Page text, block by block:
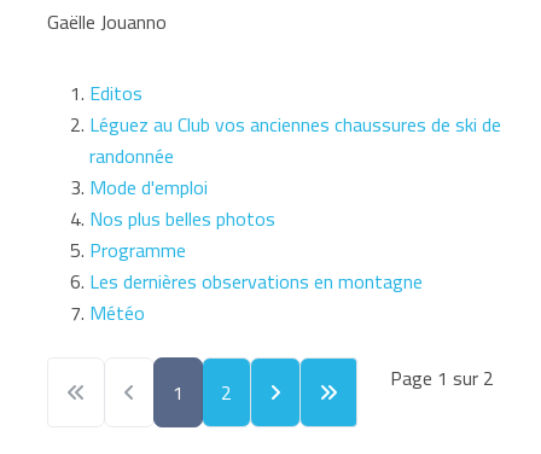
Gaëlle Jouanno
Editos
Léguez au Club vos anciennes chaussures de ski de
randonnée
Mode d'emploi
Nos plus belles photos
Programme
Les dernières observations en montagne
Météo
Page 1 sur 2
1 2